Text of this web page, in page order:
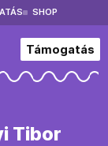
SHOP
Támogatás
Tibor